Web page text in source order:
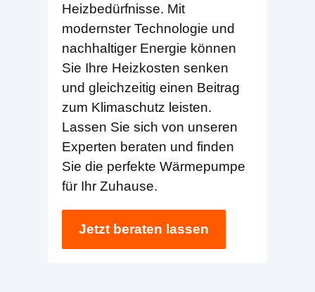
Heizbedürfnisse. Mit
modernster Technologie und
nachhaltiger Energie können
Sie Ihre Heizkosten senken
und gleichzeitig einen Beitrag
zum Klimaschutz leisten.
Lassen Sie sich von unseren
Experten beraten und finden
Sie die perfekte Wärmepumpe
für Ihr Zuhause.
Jetzt beraten lassen